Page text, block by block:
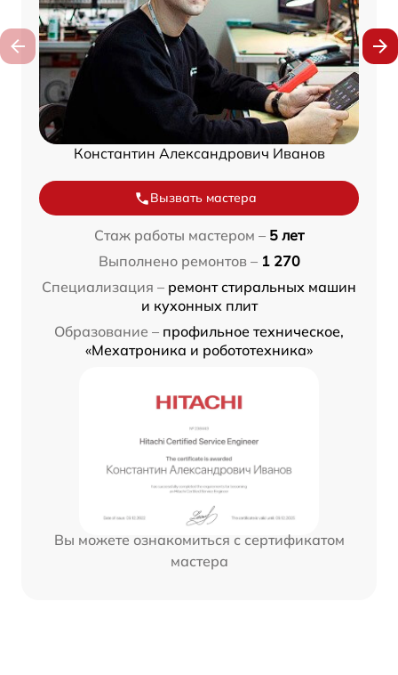
Константин Александрович Иванов
Вызвать мастера
Стаж работы мастером – 5 лет
Выполнено ремонтов – 1 270
Специализация – ремонт стиральных машин
и кухонных плит
Образование – профильное техническое,
«Мехатроника и робототехника»
Вы можете ознакомиться с сертификатом
мастера